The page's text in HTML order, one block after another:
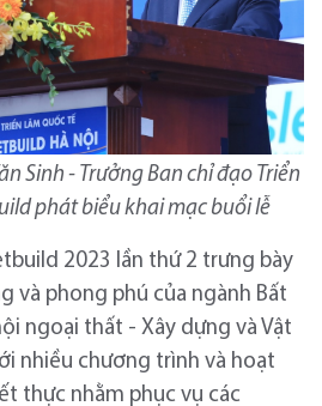
Sinh - Trưởng Ban chỉ đạo Triển
phát biểu khai mạc buổi lễ
2023 lần thứ 2 trưng bày
và phong phú của ngành Bất
ngoại thất - Xây dựng và Vật
nhiều chương trình và hoạt
thực nhằm phục vụ các